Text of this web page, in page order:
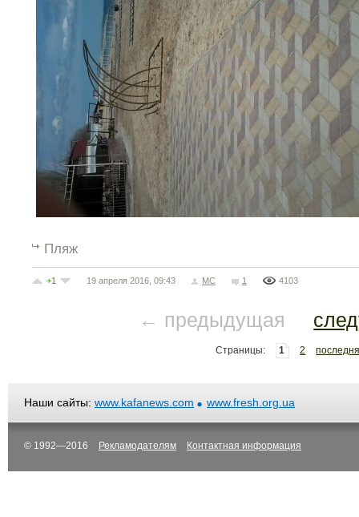
Пляж
+1 19 апреля 2016, 09:43 МС 1 4103
← предыдущая
Страницы: 1 2
Наши сайты: www.kafanews.com www.fresh.org.ua
© 1992—2016 Рекламодателям Контактная информация